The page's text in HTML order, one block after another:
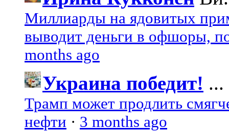
Миллиарды на ядовитых
выводит деньги в офшоры,
months ago
Украина победит! ...
Трамп может продлить
нефти · 3 months ago